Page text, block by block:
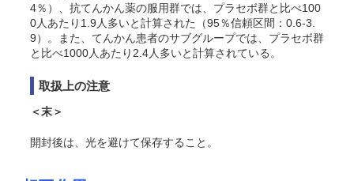
4％）、抗てんかん薬の服用群では、プラセボ群と比べ100
0人あたり1.9人多いと計算された（95％信頼区間：0.6-3.
9）。また、てんかん患者のサブグループでは、プラセボ群
と比べ1000人あたり2.4人多いと計算されている。
取扱上の注意
＜末＞
開封後は、光を避けて保存すること。